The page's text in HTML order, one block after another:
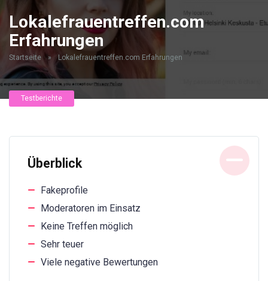
Lokalefrauentreffen.com
Erfahrungen
Startseite » Lokalefrauentreffen.com Erfahrungen
Testberichte
Überblick
Fakeprofile
Moderatoren im Einsatz
Keine Treffen möglich
Sehr teuer
Viele negative Bewertungen